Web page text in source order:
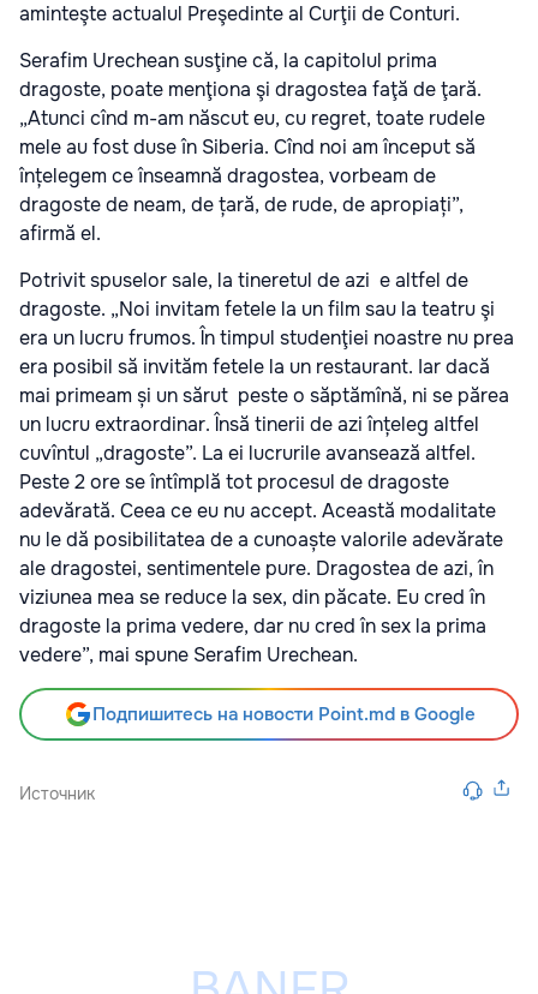
aminteşte actualul Preşedinte al Curţii de Conturi.
Serafim Urechean susţine că, la capitolul prima
dragoste, poate menţiona şi dragostea faţă de ţară.
„Atunci cînd m-am născut eu, cu regret, toate rudele
mele au fost duse în Siberia. Cînd noi am început să
înțelegem ce înseamnă dragostea, vorbeam de
dragoste de neam, de țară, de rude, de apropiați”,
afirmă el.
Potrivit spuselor sale, la tineretul de azi e altfel de
dragoste. „Noi invitam fetele la un film sau la teatru şi
era un lucru frumos. În timpul studenţiei noastre nu prea
era posibil să invităm fetele la un restaurant. Iar dacă
mai primeam și un sărut peste o săptămînă, ni se părea
un lucru extraordinar. Însă tinerii de azi înțeleg altfel
cuvîntul „dragoste”. La ei lucrurile avansează altfel.
Peste 2 ore se întîmplă tot procesul de dragoste
adevărată. Ceea ce eu nu accept. Această modalitate
nu le dă posibilitatea de a cunoaște valorile adevărate
ale dragostei, sentimentele pure. Dragostea de azi, în
viziunea mea se reduce la sex, din păcate. Eu cred în
dragoste la prima vedere, dar nu cred în sex la prima
vedere”, mai spune Serafim Urechean.
Подпишитесь на новости Point.md в Google
Источник